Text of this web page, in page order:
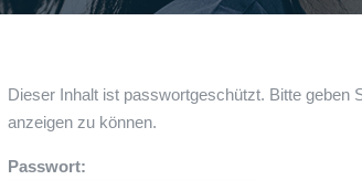
Dieser Inhalt ist passwortgeschützt. Bitte geben
anzeigen zu können.
Passwort: